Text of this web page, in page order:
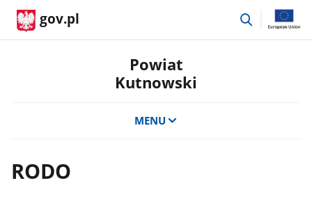
gov.pl
przejdź
Powiat
Kutnowski
MENU
RODO